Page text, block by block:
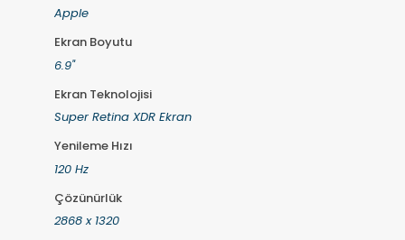
Apple
Ekran Boyutu
6.9"
Ekran Teknolojisi
Super Retina XDR Ekran
Yenileme Hızı
120 Hz
Çözünürlük
2868 x 1320